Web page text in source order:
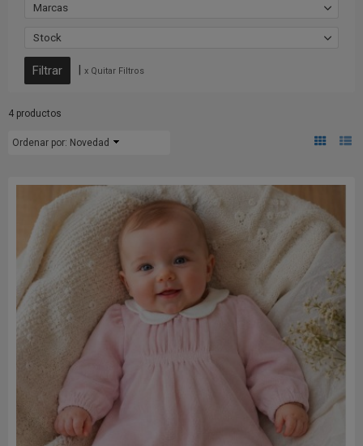
Marcas
Stock
x Quitar Filtros
4 productos
Ordenar por: Novedad